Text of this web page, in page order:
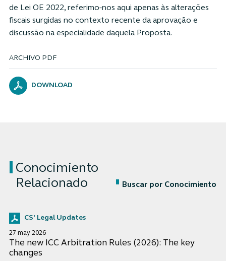
ARCHIVO PDF
DOWNLOAD
de Lei OE 2022, referimo-nos aqui apenas às alterações
fiscais surgidas no contexto recente da aprovação e
discussão na especialidade daquela Proposta.
Conocimiento
Relacionado
Buscar por Conocimiento
CS' Legal Updates
27 may 2026
The new ICC Arbitration Rules (2026): The key
changes